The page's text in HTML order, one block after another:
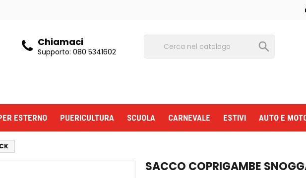
Chiamaci
Supporto:080 5341602 
ESTERNO PUERICULTURA SCUOLA CARNEVALE ESTIVI AUTO E
SACCO COPRIGAMBE